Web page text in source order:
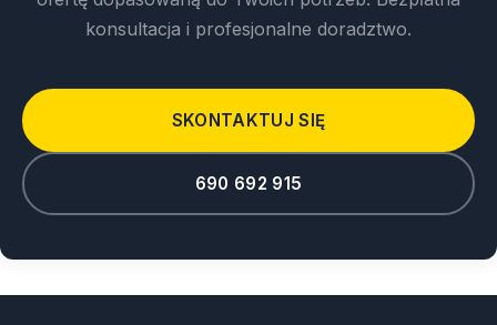
konsultacja i profesjonalne doradztwo.
SKONTAKTUJ SIĘ
690 692 915